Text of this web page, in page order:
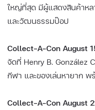
ใหญ่ที่สุด มีผู้แสดงสินค้าห
และวัฒนธรรมป๊อป
Collect-A-Con August
จัดที่ Henry B. González
กีฬา และของเล่นหายาก
Collect-A-Con August